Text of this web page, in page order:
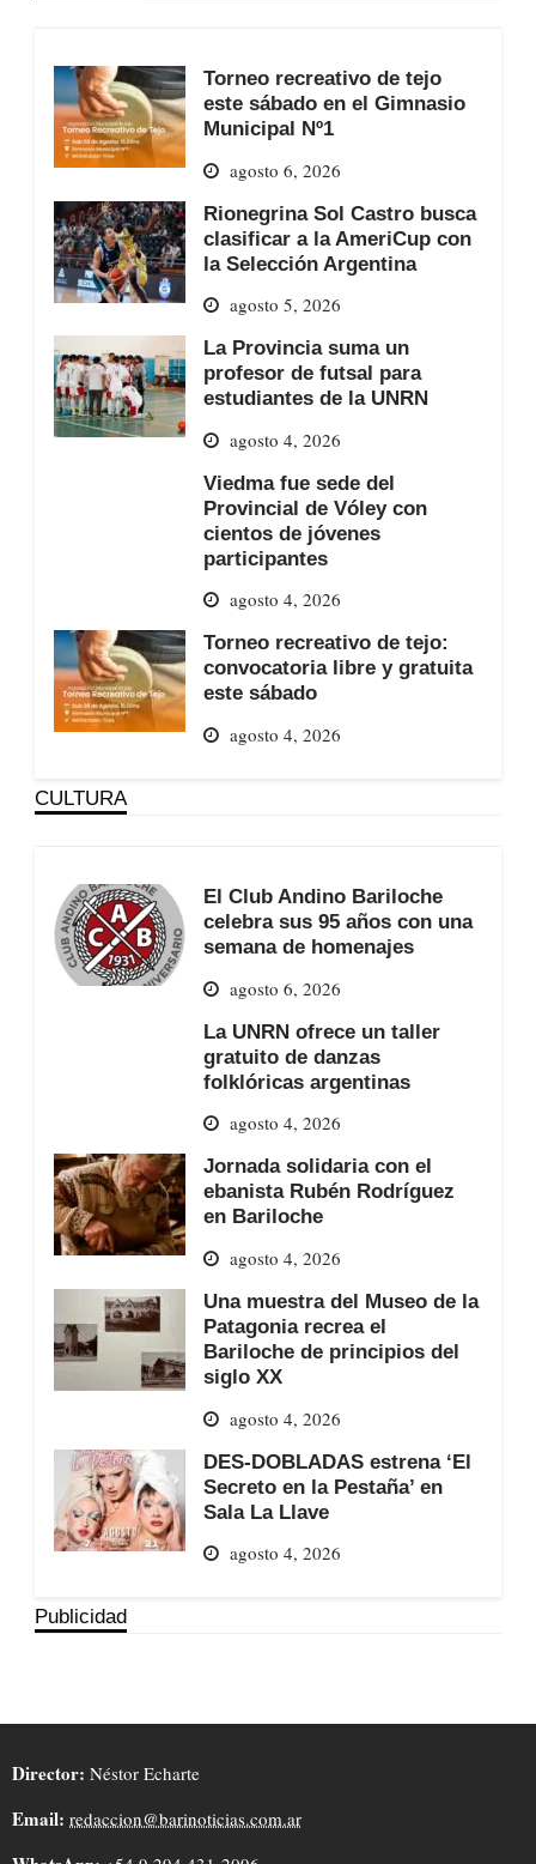
Torneo recreativo de tejo
este sábado en el Gimnasio
Municipal Nº1
agosto 6, 2026
Rionegrina Sol Castro busca
clasificar a la AmeriCup con
la Selección Argentina
agosto 5, 2026
La Provincia suma un
profesor de futsal para
estudiantes de la UNRN
agosto 4, 2026
Viedma fue sede del
Provincial de Vóley con
cientos de jóvenes
participantes
agosto 4, 2026
Torneo recreativo de tejo:
convocatoria libre y gratuita
este sábado
agosto 4, 2026
CULTURA
El Club Andino Bariloche
celebra sus 95 años con una
semana de homenajes
agosto 6, 2026
La UNRN ofrece un taller
gratuito de danzas
folklóricas argentinas
agosto 4, 2026
Jornada solidaria con el
ebanista Rubén Rodríguez
en Bariloche
agosto 4, 2026
Una muestra del Museo de la
Patagonia recrea el
Bariloche de principios del
siglo XX
agosto 4, 2026
DES-DOBLADAS estrena ‘El
Secreto en la Pestaña’ en
Sala La Llave
agosto 4, 2026
Publicidad
Director: Néstor Echarte
Email: redaccion@barinoticias.com.ar